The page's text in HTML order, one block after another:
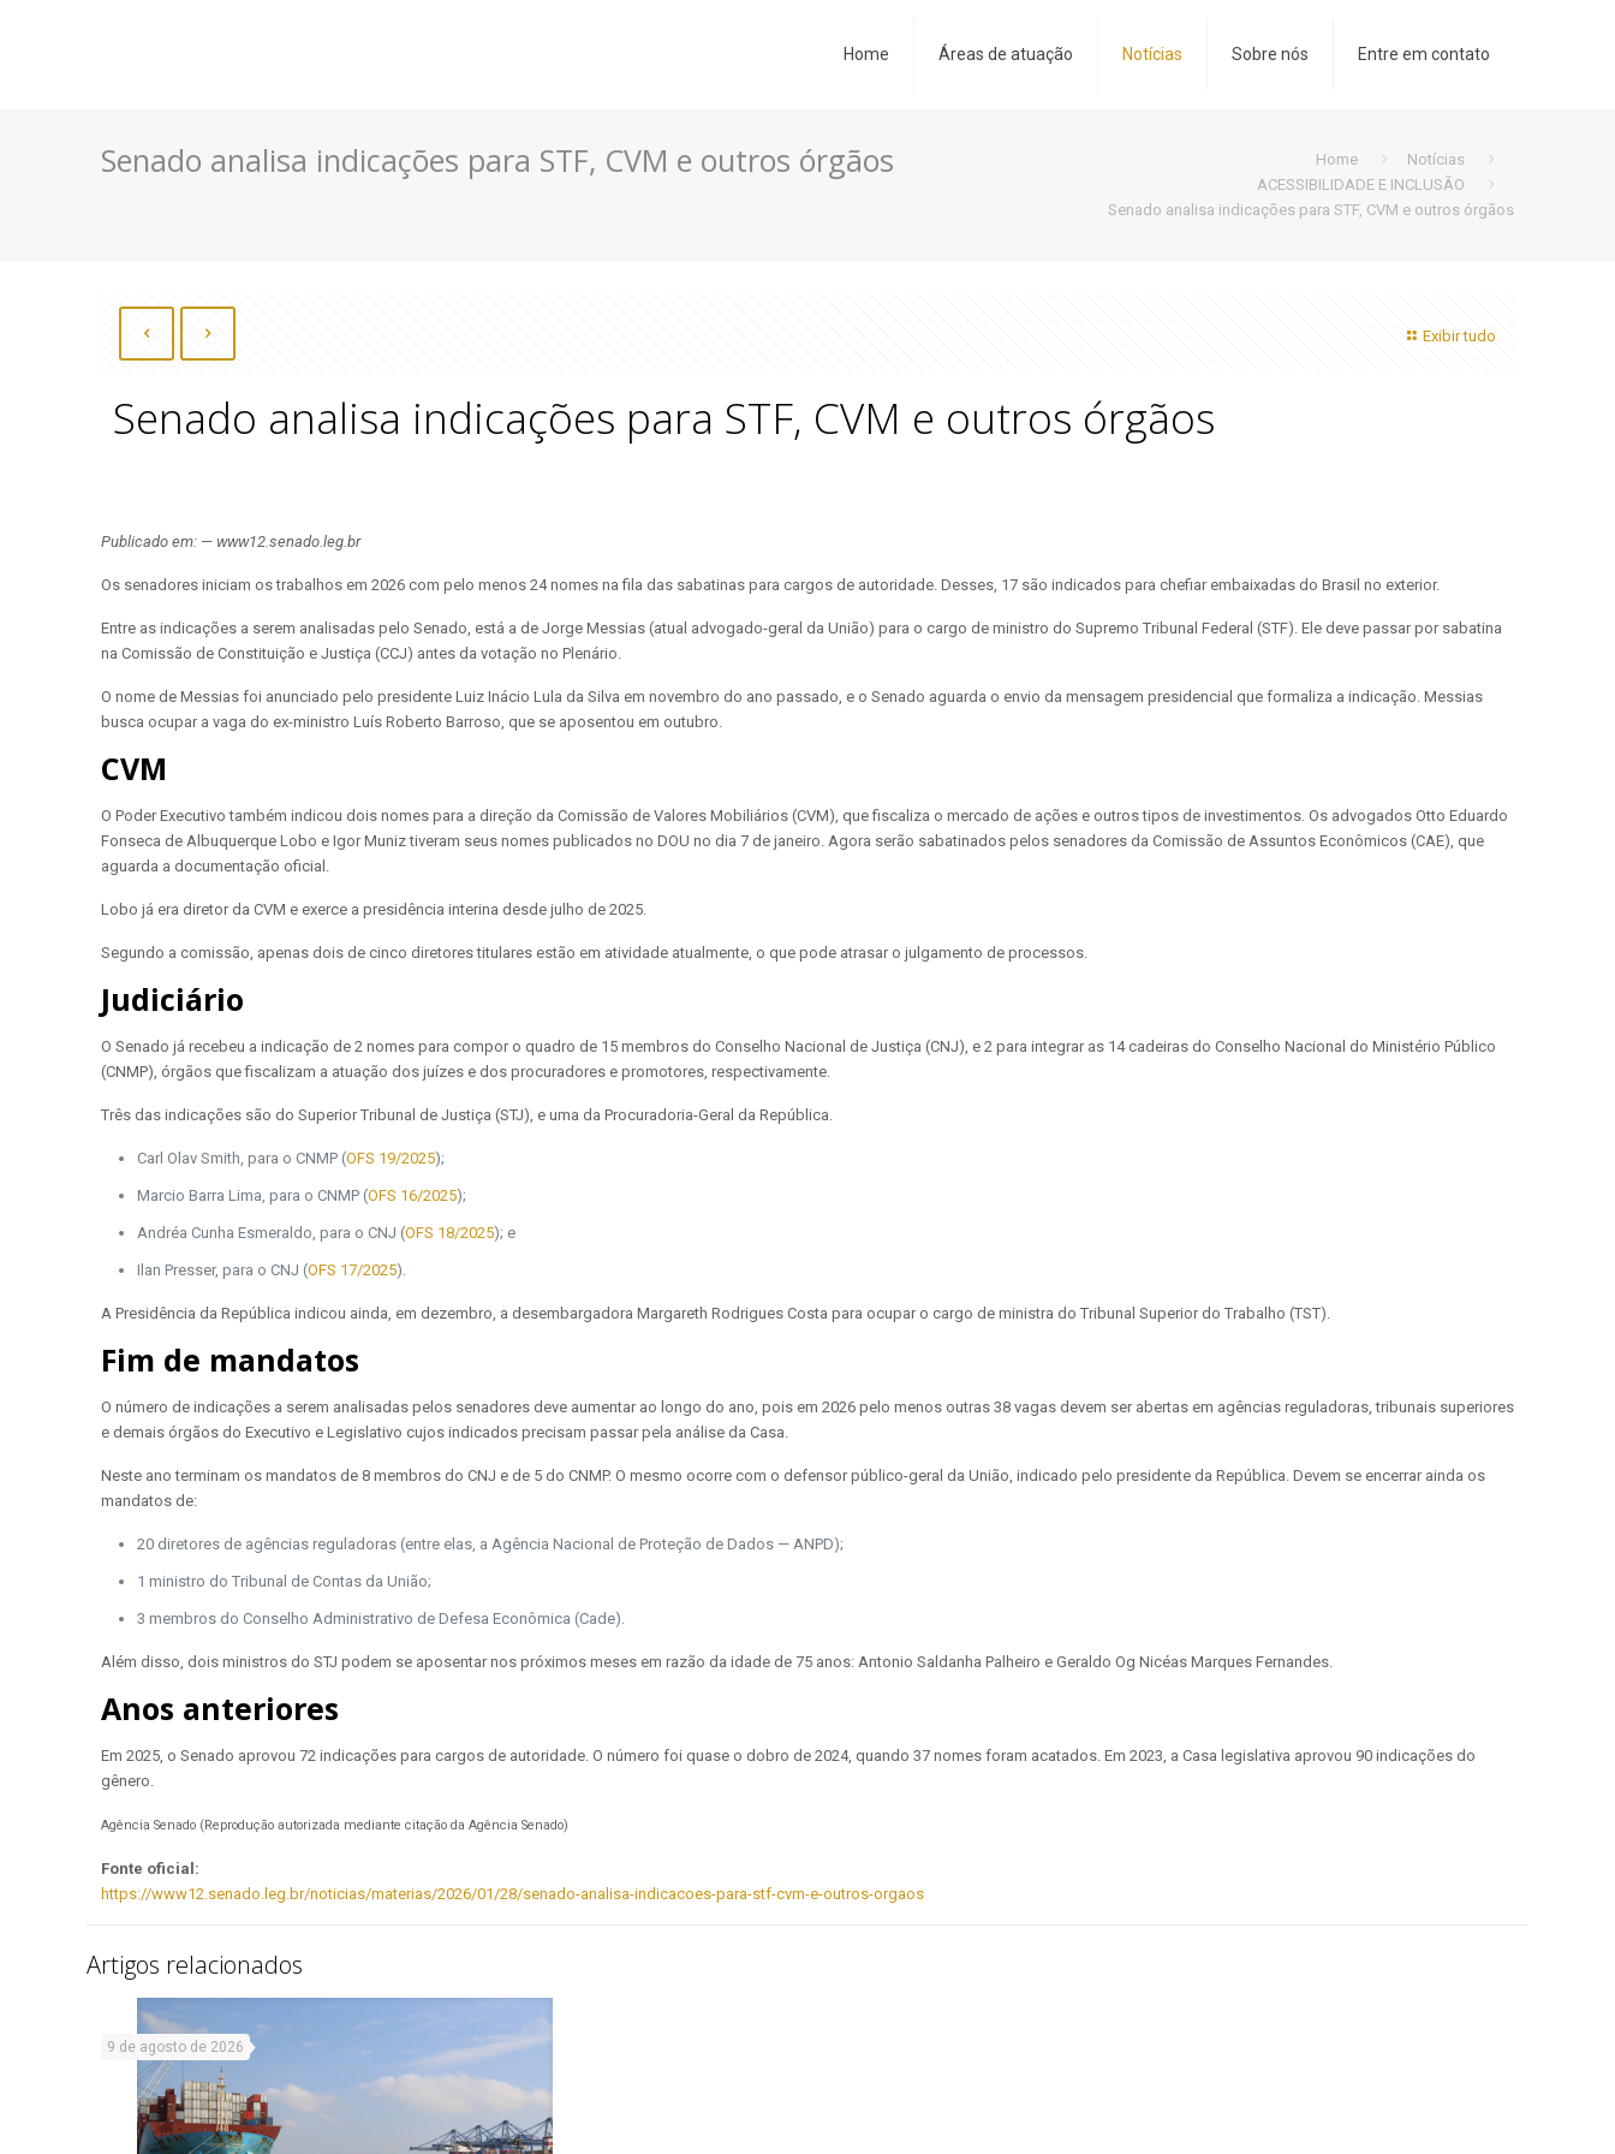
Home Áreas de atuação Notícias Sobre nós Entre em contato
Senado analisa indicações para STF, CVM e outros órgãos Home
Notícias
ACESSIBILIDADE E INCLUSÃO
Senado analisa indicações para STF, CVM e outros órgãos
Exibir tudo
Senado analisa indicações para STF, CVM e outros órgãos
Publicado em: — www12.senado.leg.br
Os senadores iniciam os trabalhos em 2026 com pelo menos 24 nomes na fila das sabatinas para cargos de autoridade. Desses, 17 são indicados para chefiar embaixadas do Brasil no exterior.
Entre as indicações a serem analisadas pelo Senado, está a de Jorge Messias (atual advogado-geral da União) para o cargo de ministro do Supremo Tribunal Federal (STF). Ele deve passar por sabatina
na Comissão de Constituição e Justiça (CCJ) antes da votação no Plenário.
O nome de Messias foi anunciado pelo presidente Luiz Inácio Lula da Silva em novembro do ano passado, e o Senado aguarda o envio da mensagem presidencial que formaliza a indicação. Messias
busca ocupar a vaga do ex-ministro Luís Roberto Barroso, que se aposentou em outubro.
CVM
O Poder Executivo também indicou dois nomes para a direção da Comissão de Valores Mobiliários (CVM), que fiscaliza o mercado de ações e outros tipos de investimentos. Os advogados Otto Eduardo
Fonseca de Albuquerque Lobo e Igor Muniz tiveram seus nomes publicados no DOU no dia 7 de janeiro. Agora serão sabatinados pelos senadores da Comissão de Assuntos Econômicos (CAE), que
aguarda a documentação oficial.
Lobo já era diretor da CVM e exerce a presidência interina desde julho de 2025.
Segundo a comissão, apenas dois de cinco diretores titulares estão em atividade atualmente, o que pode atrasar o julgamento de processos.
Judiciário
O Senado já recebeu a indicação de 2 nomes para compor o quadro de 15 membros do Conselho Nacional de Justiça (CNJ), e 2 para integrar as 14 cadeiras do Conselho Nacional do Ministério Público
(CNMP), órgãos que fiscalizam a atuação dos juízes e dos procuradores e promotores, respectivamente.
Três das indicações são do Superior Tribunal de Justiça (STJ), e uma da Procuradoria-Geral da República.
Carl Olav Smith, para o CNMP (OFS 19/2025);
Marcio Barra Lima, para o CNMP (OFS 16/2025);
Andréa Cunha Esmeraldo, para o CNJ (OFS 18/2025); e
Ilan Presser, para o CNJ (OFS 17/2025).
A Presidência da República indicou ainda, em dezembro, a desembargadora Margareth Rodrigues Costa para ocupar o cargo de ministra do Tribunal Superior do Trabalho (TST).
Fim de mandatos
O número de indicações a serem analisadas pelos senadores deve aumentar ao longo do ano, pois em 2026 pelo menos outras 38 vagas devem ser abertas em agências reguladoras, tribunais superiores
e demais órgãos do Executivo e Legislativo cujos indicados precisam passar pela análise da Casa.
Neste ano terminam os mandatos de 8 membros do CNJ e de 5 do CNMP. O mesmo ocorre com o defensor público-geral da União, indicado pelo presidente da República. Devem se encerrar ainda os
mandatos de:
20 diretores de agências reguladoras (entre elas, a Agência Nacional de Proteção de Dados — ANPD);
1 ministro do Tribunal de Contas da União;
3 membros do Conselho Administrativo de Defesa Econômica (Cade).
Além disso, dois ministros do STJ podem se aposentar nos próximos meses em razão da idade de 75 anos: Antonio Saldanha Palheiro e Geraldo Og Nicéas Marques Fernandes.
Anos anteriores
Em 2025, o Senado aprovou 72 indicações para cargos de autoridade. O número foi quase o dobro de 2024, quando 37 nomes foram acatados. Em 2023, a Casa legislativa aprovou 90 indicações do
gênero.
Agência Senado (Reprodução autorizada mediante citação da Agência Senado)
Fonte oficial:
https://www12.senado.leg.br/noticias/materias/2026/01/28/senado-analisa-indicacoes-para-stf-cvm-e-outros-orgaos
Artigos relacionados
9 de agosto de 2026